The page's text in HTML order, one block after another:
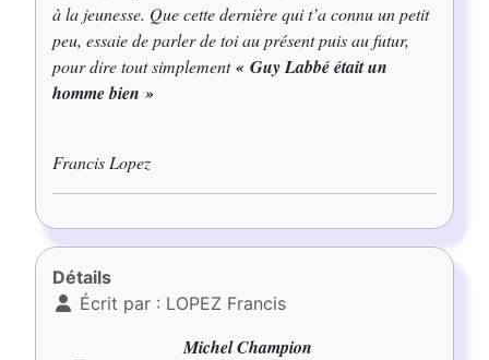
à la jeunesse. Que cette dernière qui t’a connu un petit
peu, essaie de parler de toi au présent puis au futur,
pour dire tout simplement« Guy Labbé était un
homme bien »
Francis Lopez
Détails
Écrit par : LOPEZ Francis
Michel Champion